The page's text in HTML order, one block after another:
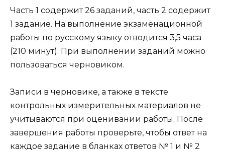
Часть 1 содержит 26 заданий, часть 2 содержит
1 задание. На выполнение экзаменационной
работы по русскому языку отводится 3,5 часа
(210 минут). При выполнении заданий можно
пользоваться черновиком.
Записи в черновике, а также в тексте
контрольных измерительных материалов не
учитываются при оценивании работы. После
завершения работы проверьте, чтобы ответ на
каждое задание в бланках ответов № 1 и № 2